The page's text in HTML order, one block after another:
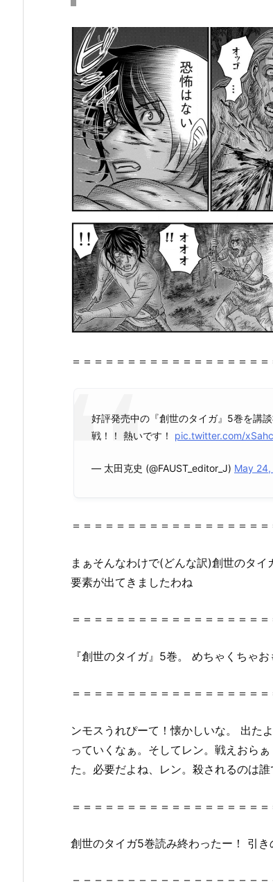
イ
ガ
5
巻』
の
感
想・
見
ど
こ
ろ
を
紹
介！
2.
『創
世
の
イ
巻』
i
r
r
全
ー
ジ
で
＝＝＝＝＝＝＝＝＝＝＝＝＝＝＝＝＝＝
好評発売中の『創世のタイガ』5巻を講
戦！！ 熱いです！ pic.twitter.com/
— 太田克史 (@FAUST_editor_J) May 24,
＝＝＝＝＝＝＝＝＝＝＝＝＝＝＝＝＝＝
まぁそんなわけで(どんな訳)創世のタ
要素が出てきましたわね
＝＝＝＝＝＝＝＝＝＝＝＝＝＝＝＝＝＝
『創世のタイガ』5巻。 めちゃくちゃ
＝＝＝＝＝＝＝＝＝＝＝＝＝＝＝＝＝＝
ンモスうれぴーて！懐かしいな。 出た
っていくなぁ。そしてレン。戦えおら
た。必要だよね、レン。殺されるのは
＝＝＝＝＝＝＝＝＝＝＝＝＝＝＝＝＝＝
創世のタイガ5巻読み終わったー！ 引